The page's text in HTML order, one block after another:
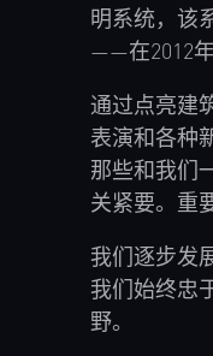
明系统，该
——在2012
通过点亮建
表演和各种
那些和我们
关紧要。重
我们逐步发
我们始终忠
野。